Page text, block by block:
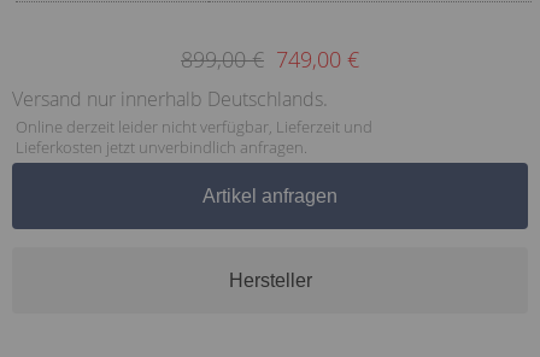
899,00 € 749,00 €
Versand nur innerhalb Deutschlands.
Online derzeit leider nicht verfügbar, Lieferzeit und
Lieferkosten jetzt unverbindlich anfragen.
Artikel anfragen
Hersteller